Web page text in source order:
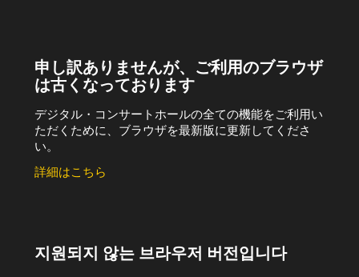
申し訳ありませんが、ご利用のブラウザ
は古くなっております
デジタル・コンサートホールの全ての機能をご利用い
ただくために、ブラウザを最新版に更新してくださ
い。
詳細はこちら
지원되지 않는 브라우저 버전입니다